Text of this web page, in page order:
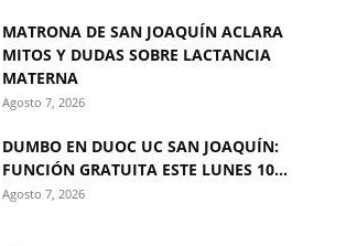
MATRONA DE SAN JOAQUÍN ACLARA
MITOS Y DUDAS SOBRE LACTANCIA
MATERNA
Agosto 7, 2026
DUMBO EN DUOC UC SAN JOAQUÍN:
FUNCIÓN GRATUITA ESTE LUNES 10...
Agosto 7, 2026